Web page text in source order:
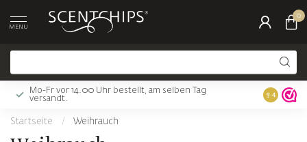
MENU
0
Mo-Fr vor 14.00 Uhr bestellt, am selben Tag
versandt.
Gratis
9.4
Startseite / Weihrauch